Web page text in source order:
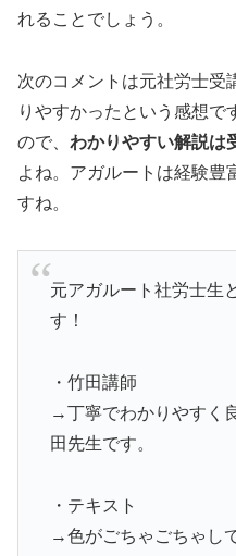
れることでしょう。
次のコメントは元社労士受
りやすかったという感想で
ので、 わかりやすい解説は
よね。アガルートは経験豊
すね。
元アガルート社労士生
す！
・竹田講師
→丁寧でわかりやすく
田先生です。
・テキスト
→色がごちゃごちゃし